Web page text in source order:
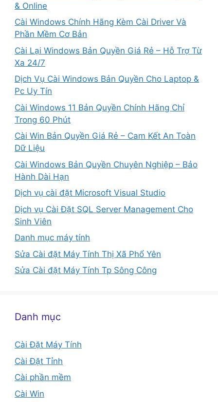
& Online
Cài Windows Chính Hãng Kèm Cài Driver Và
Phần Mềm Cơ Bản
Cài Lại Windows Bản Quyền Giá Rẻ – Hỗ Trợ Từ
Xa 24/7
Dịch Vụ Cài Windows Bản Quyền Cho Laptop &
Pc Uy Tín
Cài Windows 11 Bản Quyền Chính Hãng Chỉ
Trong 60 Phút
Cài Win Bản Quyền Giá Rẻ – Cam Kết An Toàn
Dữ Liệu
Cài Windows Bản Quyền Chuyên Nghiệp – Bảo
Hành Dài Hạn
Dịch vụ cài đặt Microsoft Visual Studio
Dịch vụ Cài Đặt SQL Server Management Cho
Sinh Viên
Danh mục máy tính
Sửa Cài đặt Máy Tính Thị Xã Phổ Yên
Sửa Cài đặt Máy Tính Tp Sông Công
Danh mục
Cài Đặt Máy Tính
Cài Đặt Tỉnh
Cài phần mềm
Cài Win